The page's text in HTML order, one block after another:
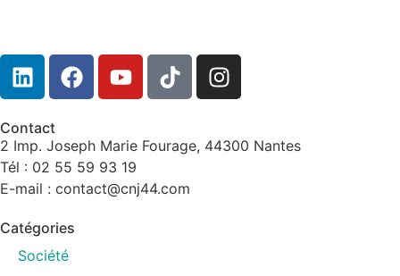
Contact
2 Imp. Joseph Marie Fourage, 44300 Nantes
Tél : 02 55 59 93 19
E-mail : contact@cnj44.com
Catégories
Société